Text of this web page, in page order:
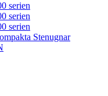
serien
serien
serien
Stenugnar